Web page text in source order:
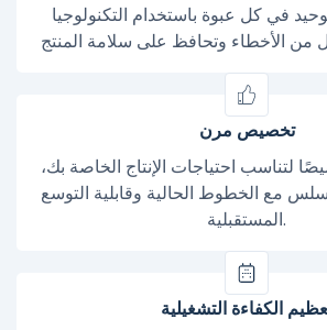
في كل عبوة باستخدام التكنولوجيا
تخصيص مرن
لتناسب احتياجات الإنتاج الخاصة بك،
مع الخطوط الحالية وقابلية التوسع
المستقبلية.
الكفاءة التشغيلية